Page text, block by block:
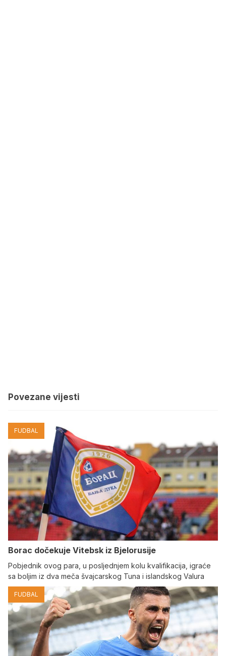
Povezane vijesti
FUDBAL
Borac dočekuje Vitebsk iz Bjelorusije
Pobjednik ovog para, u posljednjem kolu kvalifikacija, igraće
sa boljim iz dva meča švajcarskog Tuna i islandskog Valura
FUDBAL